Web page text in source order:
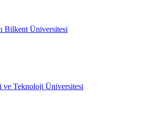
Bilkent Üniversitesi
Teknoloji Üniversitesi